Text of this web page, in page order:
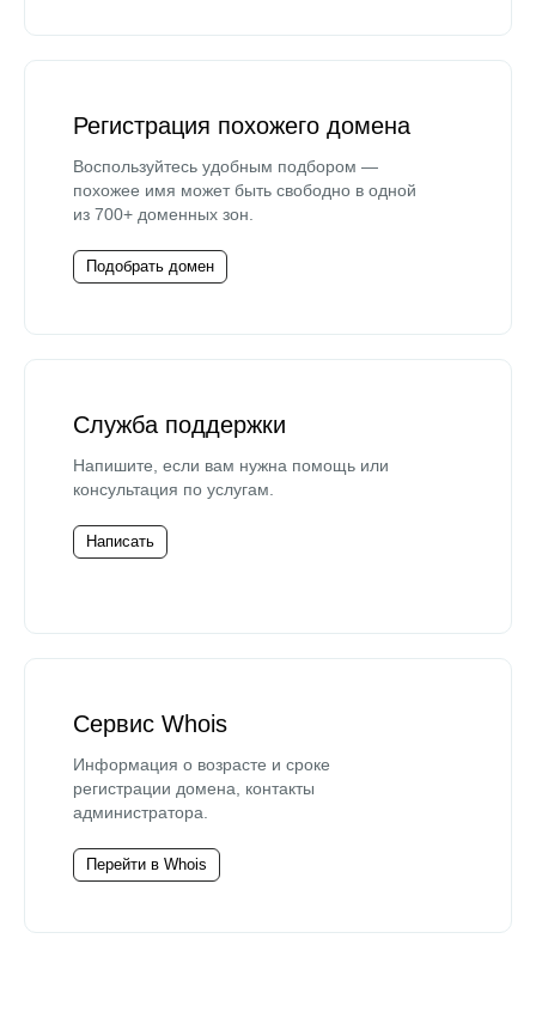
Регистрация похожего домена
Воспользуйтесь удобным подбором —
похожее имя может быть свободно в одной
из 700+ доменных зон.
Подобрать домен
Служба поддержки
Напишите, если вам нужна помощь или
консультация по услугам.
Написать
Сервис Whois
Информация о возрасте и сроке
регистрации домена, контакты
администратора.
Перейти в Whois